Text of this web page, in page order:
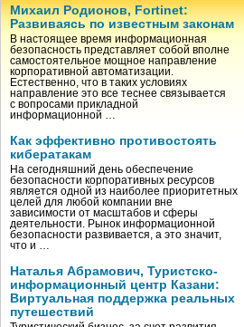
Михаил Родионов, Fortinet:
Развиваясь по известным законам
В настоящее время информационная
безопасность представляет собой вполне
самостоятельное мощное направление
корпоративной автоматизации.
Естественно, что в таких условиях
направление это все теснее связывается
с вопросами прикладной
информационной …
Как эффективно противостоять
кибератакам
На сегодняшний день обеспечение
безопасности корпоративных ресурсов
является одной из наиболее приоритетных
целей для любой компании вне
зависимости от масштабов и сферы
деятельности. Рынок информационной
безопасности развивается, а это значит,
что и …
Наталья Абрамович, Туристско-
информационный центр Казани:
Виртуальная поддержка реальных
путешествий